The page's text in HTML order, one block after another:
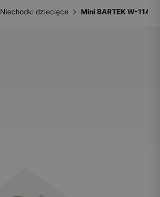
Niechodki dziecięce Mini BARTEK W-